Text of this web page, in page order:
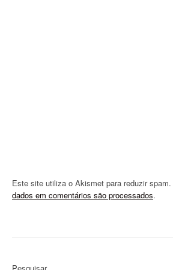
Este site utiliza o Akismet para reduzir spam.
dados em comentários são processados.